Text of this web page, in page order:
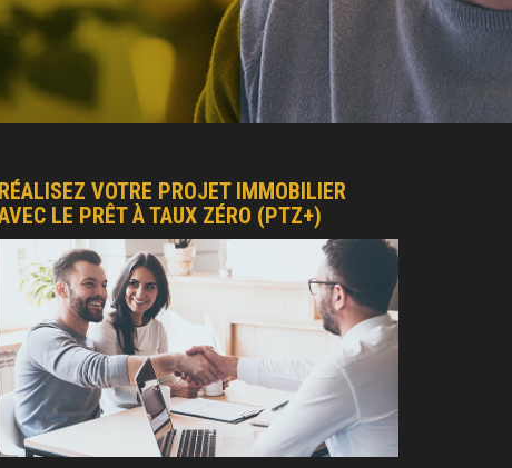
RÉALISEZ VOTRE PROJET IMMOBILIER
LE PRÊT À TAUX ZÉRO (PTZ+)